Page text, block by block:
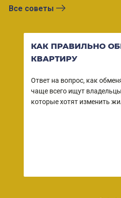
Все советы
КАК ПРАВИЛЬНО
КВАРТИРУ
Ответ на вопрос, как
чаще всего ищут
которые хотят изменить